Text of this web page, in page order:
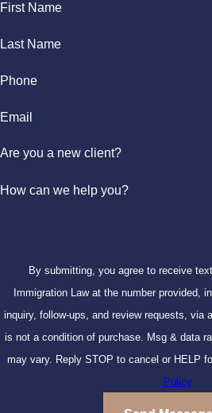
First Name
Last Name
Phone
Email
Are you a new client?
How can we help you?
By submitting, you agree to receive
Immigration Law at the number provided,
inquiry, follow-ups, and review requests, via
is not a condition of purchase. Msg & data
may vary. Reply STOP to cancel or HELP
Policy